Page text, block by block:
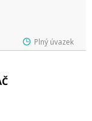
Plný úvazek